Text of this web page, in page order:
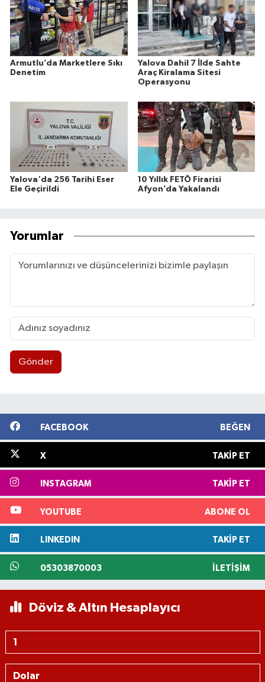
Armutlu’da Marketlere Sıkı
Denetim
Yalova Dahil 7 İlde Sahte
Araç Kiralama Sitesi
Operasyonu
Yalova'da 256 Tarihi Eser
Ele Geçirildi
10 Yıllık FETÖ Firarisi
Afyon’da Yakalandı
Yorumlar
Gönder
FACEBOOK BEĞEN
X TAKIP ET
INSTAGRAM TAKIP ET
YOUTUBE ABONE OL
LINKEDIN TAKIP ET
05303870003 İLETIŞIM
Döviz & Altın Hesaplayıcı